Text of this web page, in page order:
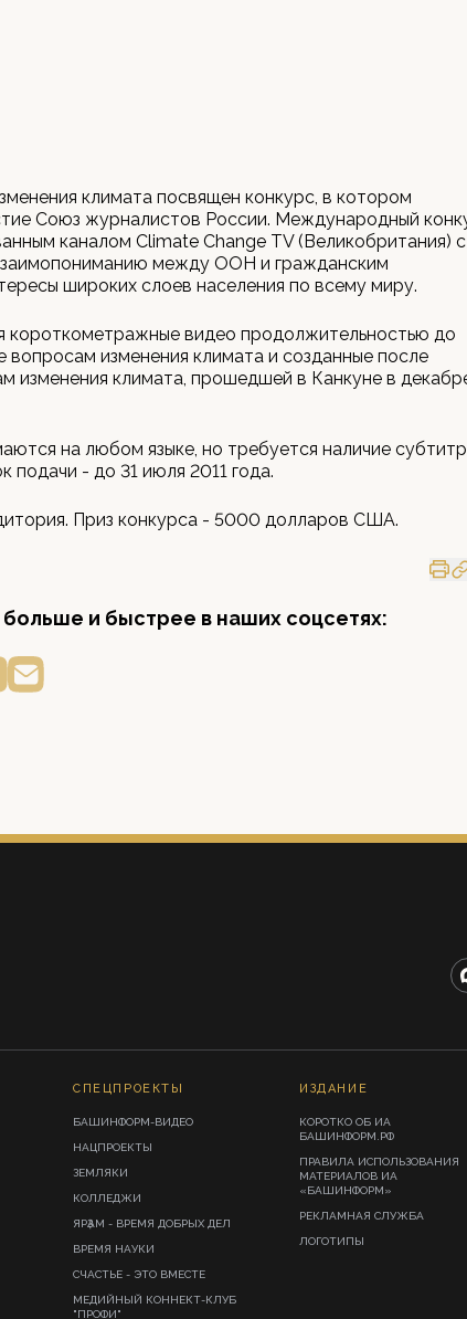
климата посвящен конкурс, в котором
Союз журналистов России. Международный
каналом Climate Change TV (Великобритания) с
между ООН и гражданским
широких слоев населения по всему миру.
короткометражные видео продолжительностью до
вопросам изменения климата и созданные после
изменения климата, прошедшей в Канкуне в
на любом языке, но требуется наличие
подачи - до 31 июля 2011 года.
Приз конкурса - 5000 долларов США.
и быстрее в наших соцсетях:
СПЕЦПРОЕКТЫ
БАШИНФОРМ-ВИДЕО
НАЦПРОЕКТЫ
ЗЕМЛЯКИ
КОЛЛЕДЖИ
ЯРҘАМ - ВРЕМЯ ДОБРЫХ ДЕЛ
ВРЕМЯ НАУКИ
СЧАСТЬЕ - ЭТО ВМЕСТЕ
МЕДИЙНЫЙ КОННЕКТ-КЛУБ
"ПРОФИ"
ИЗДАНИЕ
КОРОТКО ОБ ИА
БАШИНФОРМ.РФ
ПРАВИЛА ИСПОЛЬЗОВАНИЯ
МАТЕРИАЛОВ ИА
«БАШИНФОРМ»
РЕКЛАМНАЯ СЛУЖБА
ЛОГОТИПЫ